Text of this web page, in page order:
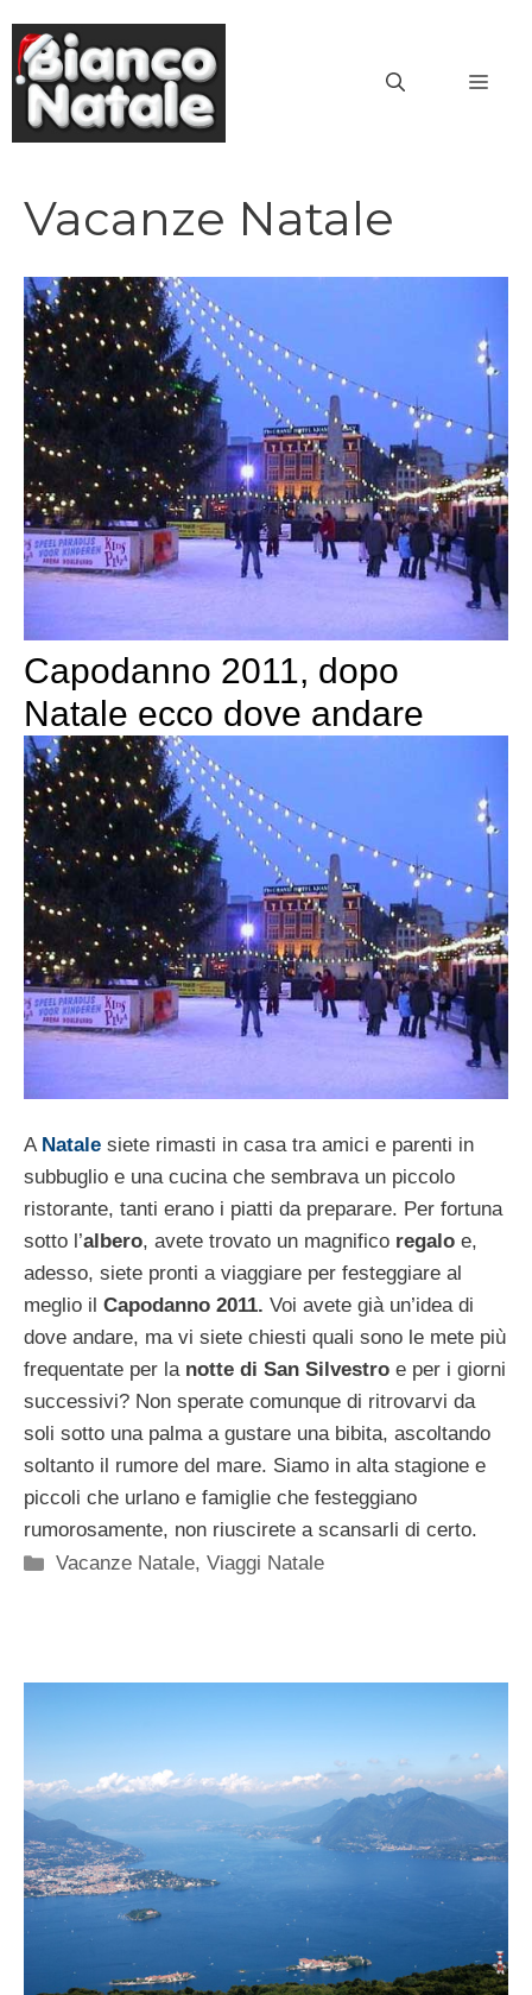
contenuto
Vacanze Natale
Capodanno 2011, dopo
Natale ecco dove andare
A Natale siete rimasti in casa tra amici e parenti in
subbuglio e una cucina che sembrava un piccolo
ristorante, tanti erano i piatti da preparare. Per fortuna
sotto l’albero, avete trovato un magnifico regalo e,
adesso, siete pronti a viaggiare per festeggiare al
meglio il Capodanno 2011. Voi avete già un’idea di
dove andare, ma vi siete chiesti quali sono le mete più
frequentate per la notte di San Silvestro e per i giorni
successivi? Non sperate comunque di ritrovarvi da
soli sotto una palma a gustare una bibita, ascoltando
soltanto il rumore del mare. Siamo in alta stagione e
piccoli che urlano e famiglie che festeggiano
rumorosamente, non riuscirete a scansarli di certo.
Categorie
Vacanze Natale,Viaggi Natale